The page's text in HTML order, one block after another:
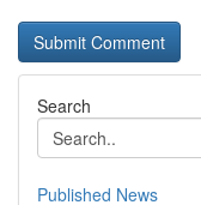
Search
Published News